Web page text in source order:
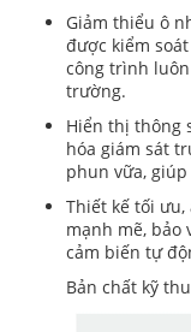
Giảm thiểu ô
được kiểm
công trình
trường.
Hiển thị thông
hóa giám sát
phun vữa,
Thiết kế tối
mạnh mẽ, bảo
cảm biến tự
Bản chất kỹ